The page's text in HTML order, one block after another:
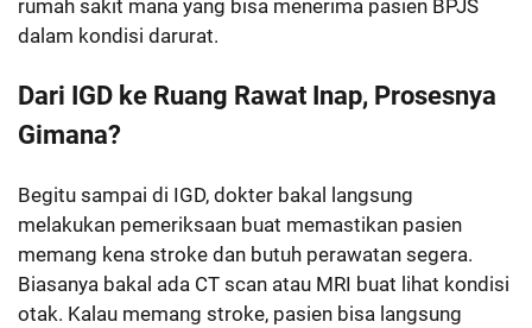
rumah sakit mana yang bisa menerima pasien BPJS
dalam kondisi darurat.
Dari IGD ke Ruang Rawat Inap, Prosesnya
Gimana?
Begitu sampai di IGD, dokter bakal langsung
melakukan pemeriksaan buat memastikan pasien
memang kena stroke dan butuh perawatan segera.
Biasanya bakal ada CT scan atau MRI buat lihat kondisi
otak. Kalau memang stroke, pasien bisa langsung